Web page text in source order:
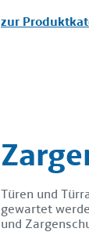
zur
Türen und
gewartet
und